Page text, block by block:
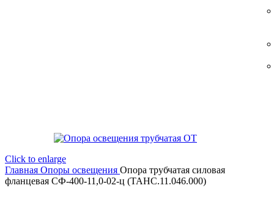
Click to enlarge
Главная Опоры освещения Опора трубчатая силовая
фланцевая СФ-400-11,0-02-ц (ТАНС.11.046.000)